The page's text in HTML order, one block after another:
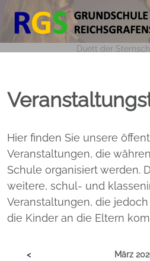
Duett der
Hier finden Sie unsere
Veranstaltungen, die
Schule organisiert werden.
weitere, schul- und
Veranstaltungen, die
die Kinder an die Eltern
< März